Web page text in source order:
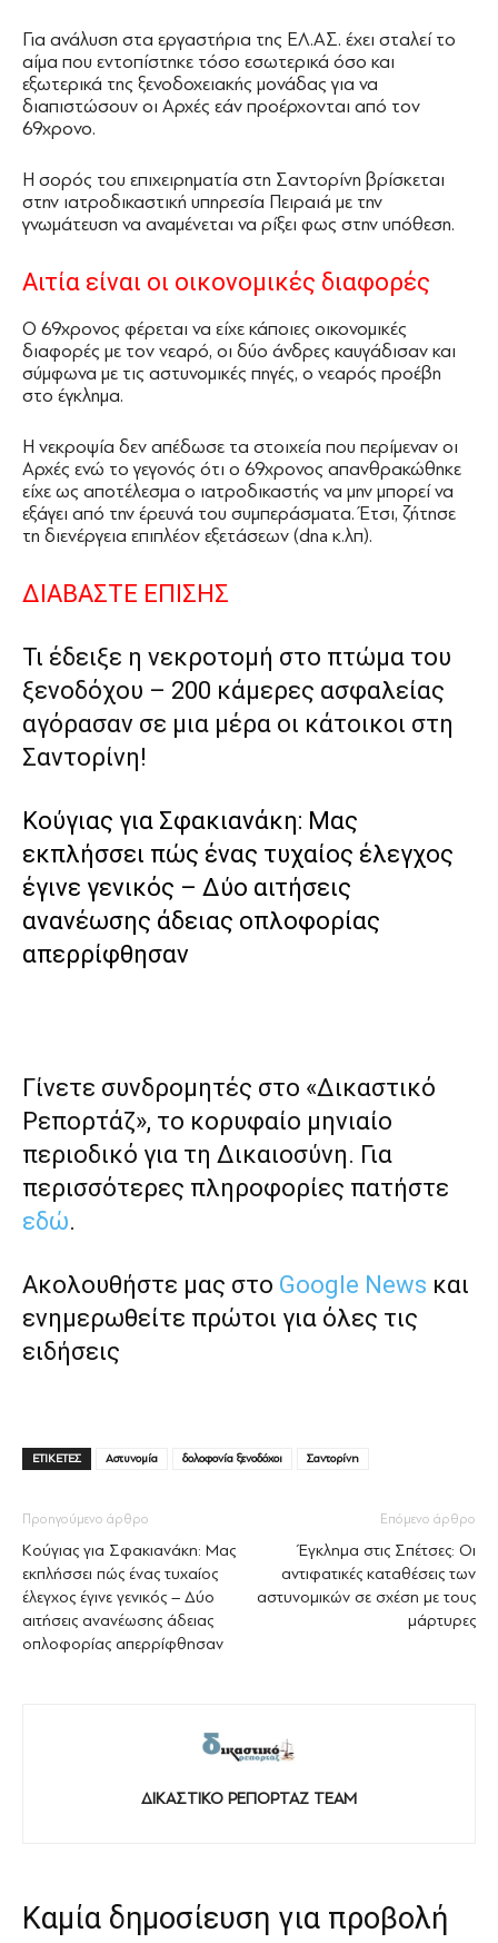
Για ανάλυση στα εργαστήρια της ΕΛ.ΑΣ. έχει σταλεί το
αίμα που εντοπίστηκε τόσο εσωτερικά όσο και
εξωτερικά της ξενοδοχειακής μονάδας για να
διαπιστώσουν οι Αρχές εάν προέρχονται από τον
69χρονο.
Η σορός του επιχειρηματία στη Σαντορίνη βρίσκεται
στην ιατροδικαστική υπηρεσία Πειραιά με την
γνωμάτευση να αναμένεται να ρίξει φως στην υπόθεση.
Αιτία είναι οι οικονομικές διαφορές
Ο 69χρονος φέρεται να είχε κάποιες οικονομικές
διαφορές με τον νεαρό, οι δύο άνδρες καυγάδισαν και
σύμφωνα με τις αστυνομικές πηγές, ο νεαρός προέβη
στο έγκλημα.
Η νεκροψία δεν απέδωσε τα στοιχεία που περίμεναν οι
Αρχές ενώ το γεγονός ότι ο 69χρονος απανθρακώθηκε
είχε ως αποτέλεσμα ο ιατροδικαστής να μην μπορεί να
εξάγει από την έρευνά του συμπεράσματα. Έτσι, ζήτησε
τη διενέργεια επιπλέον εξετάσεων (dna κ.λπ).
ΔΙΑΒΑΣΤΕ ΕΠΙΣΗΣ
Τι έδειξε η νεκροτομή στο πτώμα του
ξενοδόχου – 200 κάμερες ασφαλείας
αγόρασαν σε μια μέρα οι κάτοικοι στη
Σαντορίνη!
Κούγιας για Σφακιανάκη: Μας
εκπλήσσει πώς ένας τυχαίος έλεγχος
έγινε γενικός – Δύο αιτήσεις
ανανέωσης άδειας οπλοφορίας
απερρίφθησαν
Γίνετε συνδρομητές στο «Δικαστικό
Ρεπορτάζ», το κορυφαίο μηνιαίο
περιοδικό για τη Δικαιοσύνη. Για
περισσότερες πληροφορίες πατήστε
εδώ.
Ακολουθήστε μας στο Google News και
ενημερωθείτε πρώτοι για όλες τις
ειδήσεις
ΕΤΙΚΕΤΕΣ Αστυνομία δολοφονία ξενοδόχοι Σαντορίνη
Προηγούμενο άρθρο
Κούγιας για Σφακιανάκη: Μας
εκπλήσσει πώς ένας τυχαίος
έλεγχος έγινε γενικός – Δύο
αιτήσεις ανανέωσης άδειας
οπλοφορίας απερρίφθησαν
Επόμενο άρθρο
Έγκλημα στις Σπέτσες: Οι
αντιφατικές καταθέσεις των
αστυνομικών σε σχέση με τους
μάρτυρες
ΔΙΚΑΣΤΙΚΟ ΡΕΠΟΡΤΑΖ TEAM
Καμία δημοσίευση για προβολή